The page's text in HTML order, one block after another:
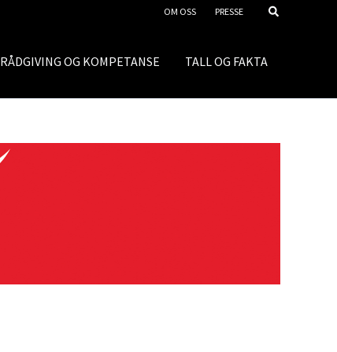
OM OSS PRESSE
RÅDGIVING OG KOMPETANSE TALL OG FAKTA